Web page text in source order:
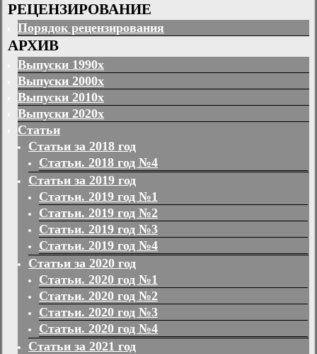
РЕЦЕНЗИРОВАНИЕ
Порядок рецензирования
АРХИВ
Выпуски 1990х
Выпуски 2000х
Выпуски 2010х
Выпуски 2020х
Статьи
Статьи за 2018 год
Статьи. 2018 год №4
Статьи за 2019 год
Статьи. 2019 год №1
Статьи. 2019 год №2
Статьи. 2019 год №3
Статьи. 2019 год №4
Статьи за 2020 год
Статьи. 2020 год №1
Статьи. 2020 год №2
Статьи. 2020 год №3
Статьи. 2020 год №4
Статьи за 2021 год